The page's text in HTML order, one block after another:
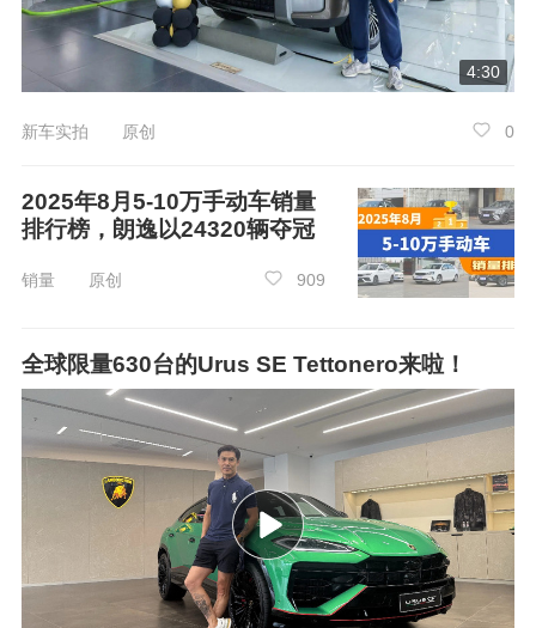
4:30
新车实拍 原创 0
2025年8月5-10万手动车销量
排行榜，朗逸以24320辆夺冠
销量 原创 909
全球限量630台的Urus SE Tettonero来啦！